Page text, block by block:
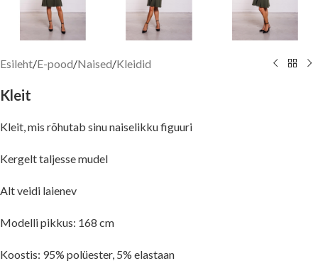
Esileht/E-pood/Naised/Kleidid
Kleit
Kleit, mis rõhutab sinu naiselikku figuuri
Kergelt taljesse mudel
Alt veidi laienev
Modelli pikkus: 168 cm
Koostis: 95% polüester, 5% elastaan